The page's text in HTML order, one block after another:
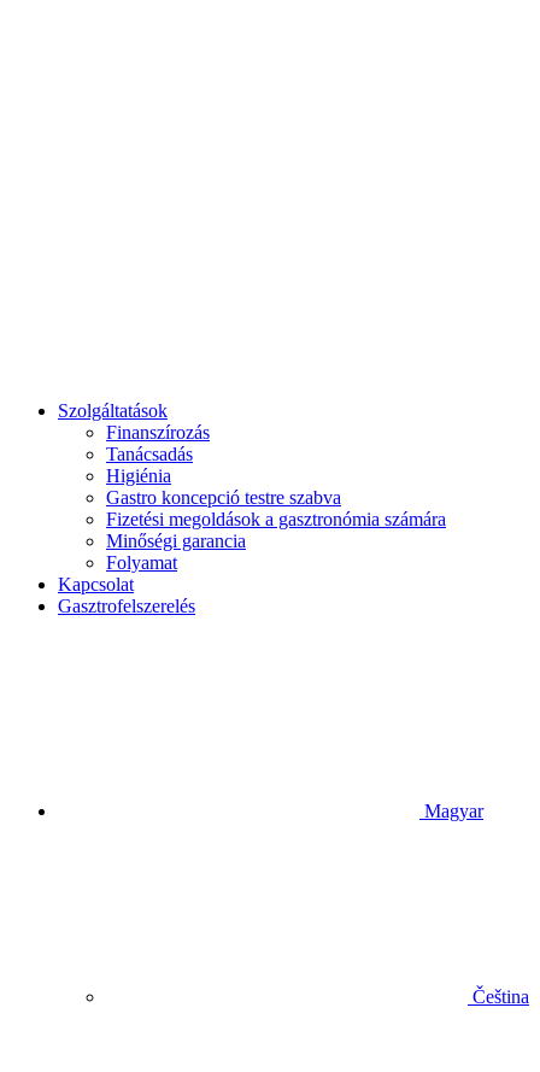
Szolgáltatások
Finanszírozás
Tanácsadás
Higiénia
Gastro koncepció testre szabva
Fizetési megoldások a gasztronómia számára
Minőségi garancia
Folyamat
Kapcsolat
Gasztrofelszerelés
Magyar
Čeština